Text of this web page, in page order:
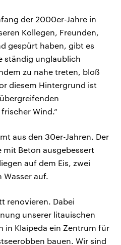
der 2000er-Jahre in
Kollegen, Freunden,
gespürt haben, gibt es
ständig unglaublich
zu nahe treten, bloß
diesem Hintergrund ist
Wind.“
aus den 30er-Jahren. Der
mit Beton ausgebessert
auf dem Eis, zwei
Wasser auf.
renovieren. Dabei
unserer litauischen
in Klaipeda ein Zentrum für
bauen. Wir sind